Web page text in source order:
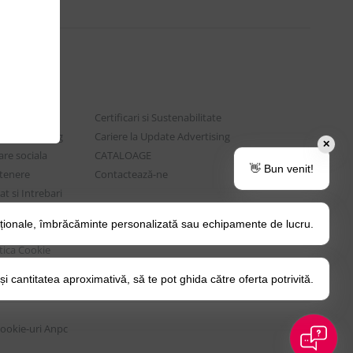
Advertising
sociala
si Intrebari
Tips&Tricks
Cookie
Certificari si Sustenabilitate
Cariere la Update Advertising
CATALOAGE
Contactează-ne
uri Anpc
✕
👋 Bun venit!
îmbrăcăminte personalizată sau echipamente de lucru.
cantitatea aproximativă, să te pot ghida către oferta potrivită.